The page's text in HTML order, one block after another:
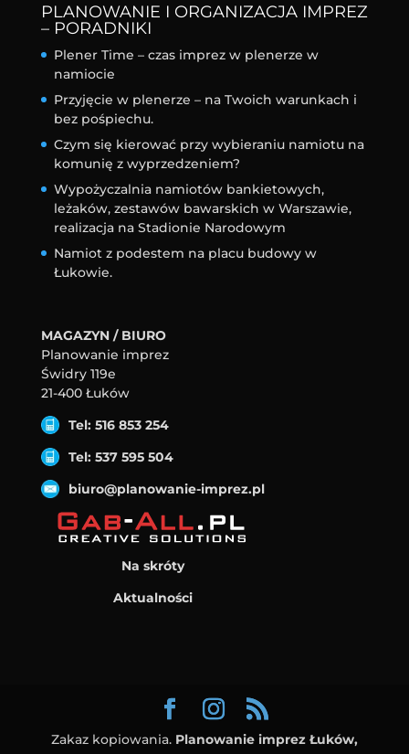
PLANOWANIE I ORGANIZACJA IMPREZ
– PORADNIKI
Plener Time – czas imprez w plenerze w
namiocie
Przyjęcie w plenerze – na Twoich warunkach i
bez pośpiechu.
Czym się kierować przy wybieraniu namiotu na
komunię z wyprzedzeniem?
Wypożyczalnia namiotów bankietowych,
leżaków, zestawów bawarskich w Warszawie,
realizacja na Stadionie Narodowym
Namiot z podestem na placu budowy w
Łukowie.
MAGAZYN / BIURO
Planowanie imprez
Świdry 119e
21-400 Łuków
Tel: 516 853 254
Tel: 537 595 504
biuro@planowanie-imprez.pl
Na skróty
Aktualności
Zakaz kopiowania. Planowanie imprez Łuków,